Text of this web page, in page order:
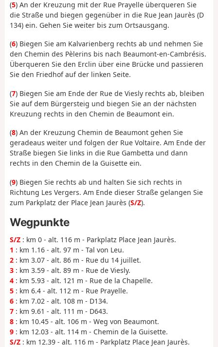
(5) An der Kreuzung mit der Rue Prayelle überqueren Sie
die Straße und biegen gegenüber in die Rue Jean Jaurès (D
134) ein. Gehen Sie weiter bis zum Ortsausgang.
(6) Biegen Sie am Kalvarienberg rechts ab und nehmen Sie
den Chemin des Pèlerins bis nach Beaumont-en-Cambrésis.
Überqueren Sie den Erclin über eine Brücke und passieren
Sie den Friedhof auf der linken Seite.
(7) Biegen Sie am Ende der Rue de Viesly rechts ab, bleiben
Sie auf dem Bürgersteig und biegen Sie an der nächsten
Kreuzung rechts in den Chemin de Beaumont ein.
(8) An der Kreuzung Chemin de Beaumont gehen Sie
geradeaus weiter und folgen der Rue Voltaire. Am Ende der
Straße biegen Sie links in die Rue Gambetta und dann
rechts in den Chemin de la Guisette ein.
(9) Biegen Sie rechts ab und halten Sie sich rechts in
Richtung Les Vergers. Am Ende dieser Straße gelangen Sie
zum Parkplatz der Place Jean Jaurès (S/Z).
Wegpunkte
S/Z : km 0 - alt. 116 m - Parkplatz Place Jean Jaurès.
1 : km 1.16 - alt. 97 m - Tal von Leu.
2 : km 3.07 - alt. 86 m - Rue du 14 juillet.
3 : km 3.59 - alt. 89 m - Rue de Viesly.
4 : km 5.93 - alt. 121 m - Rue de la Chapelle.
5 : km 6.4 - alt. 112 m - Rue Prayelle.
6 : km 7.02 - alt. 108 m - D134.
7 : km 9.61 - alt. 111 m - D643.
8 : km 10.45 - alt. 106 m - Weg von Beaumont.
9 : km 12.03 - alt. 114 m - Chemin de la Guisette.
S/Z : km 12.39 - alt. 116 m - Parkplatz Place Jean Jaurès.